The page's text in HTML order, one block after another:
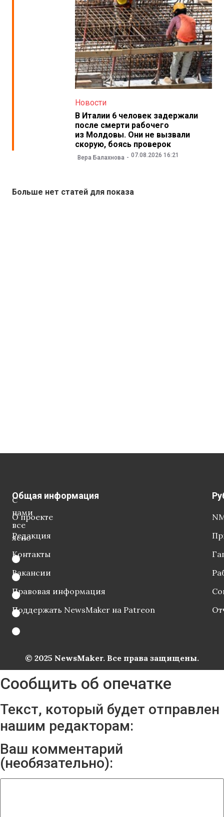
Новости
В Италии 6 человек задержали
после смерти рабочего
из Молдовы. Они не вызвали
скорую, боясь проверок
Вера Балахнова 07.08.2026 16:21
Больше нет статей для показа
С
нами
все
ясно
Общая информация
О проекте
Редакция
Контакты
Вакансии
Правовая информация
Поддержать NewsMaker на Patreon
© 2025 NewsMaker. Все права защищены.
Сообщить об опечатке
Текст, который будет отправлен
нашим редакторам:
Ваш комментарий
(необязательно):